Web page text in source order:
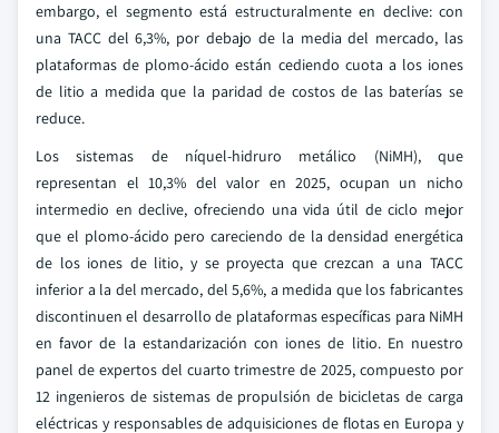
embargo, el segmento está estructuralmente en declive: con
una TACC del 6,3%, por debajo de la media del mercado, las
plataformas de plomo-ácido están cediendo cuota a los iones
de litio a medida que la paridad de costos de las baterías se
reduce.
Los sistemas de níquel-hidruro metálico (NiMH), que
representan el 10,3% del valor en 2025, ocupan un nicho
intermedio en declive, ofreciendo una vida útil de ciclo mejor
que el plomo-ácido pero careciendo de la densidad energética
de los iones de litio, y se proyecta que crezcan a una TACC
inferior a la del mercado, del 5,6%, a medida que los fabricantes
discontinuen el desarrollo de plataformas específicas para NiMH
en favor de la estandarización con iones de litio. En nuestro
panel de expertos del cuarto trimestre de 2025, compuesto por
12 ingenieros de sistemas de propulsión de bicicletas de carga
eléctricas y responsables de adquisiciones de flotas en Europa y